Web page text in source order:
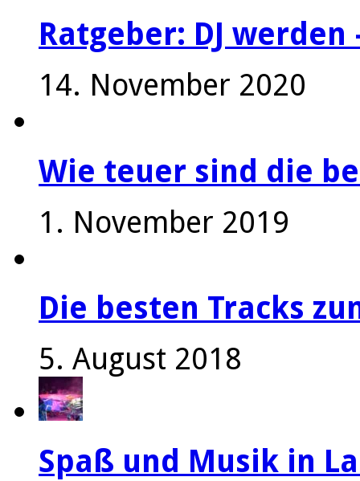
Ratgeber: DJ
14. November 2020
Wie teuer sind die
1. November 2019
Die besten Tracks
5. August 2018
Spaß und Musik in